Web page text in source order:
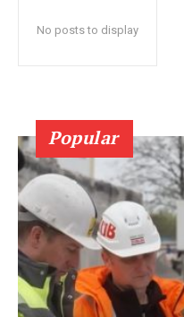
No posts to display
Popular